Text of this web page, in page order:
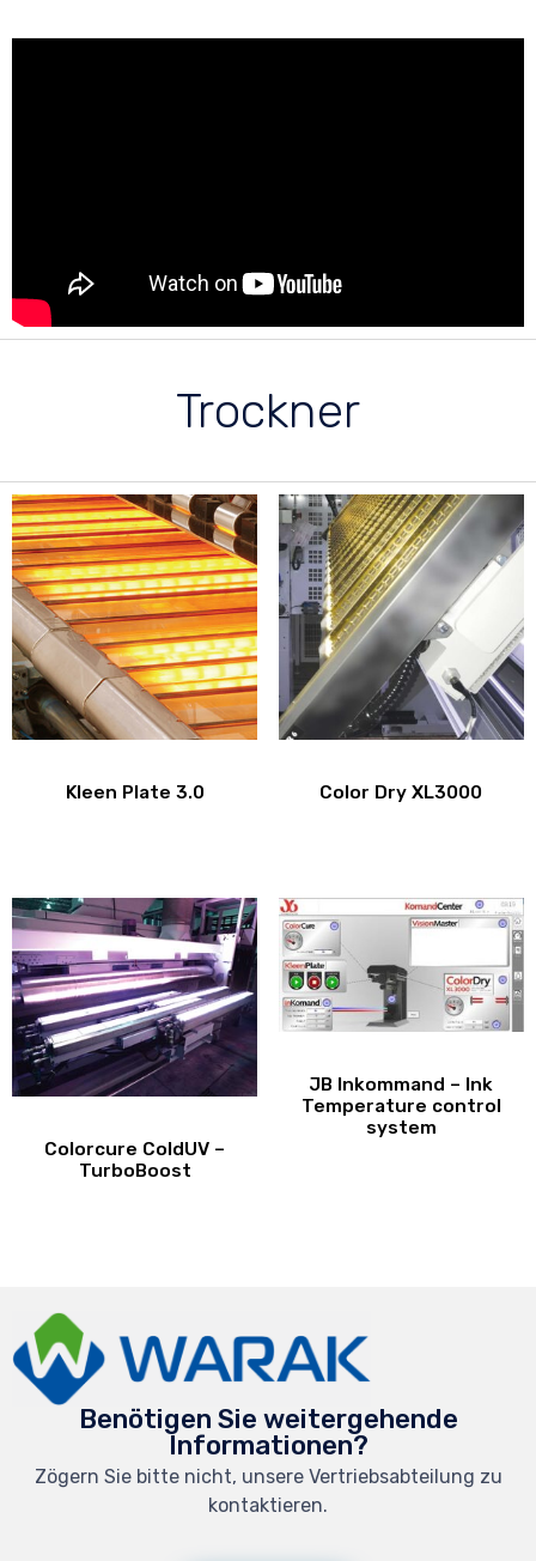
Trockner
Kleen Plate 3.0 Color Dry XL3000
Colorcure ColdUV –
TurboBoost
JB Inkommand – Ink
Temperature control
system
Benötigen Sie weitergehende
Informationen?
Zögern Sie bitte nicht, unsere Vertriebsabteilung zu
kontaktieren.